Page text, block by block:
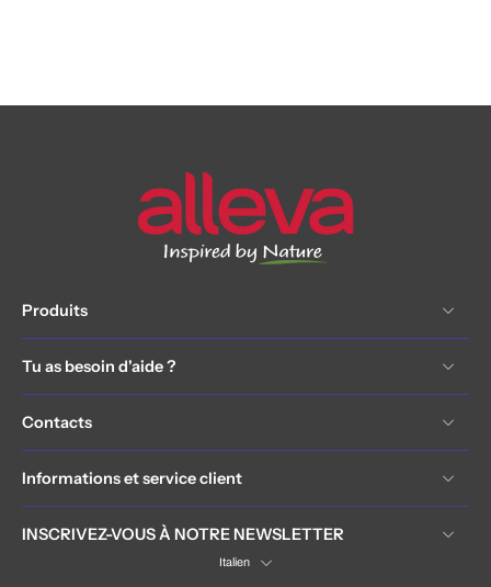
Produits
Tu as besoin d'aide ?
Contacts
Informations et service client
INSCRIVEZ-VOUS À NOTRE NEWSLETTER
Italien